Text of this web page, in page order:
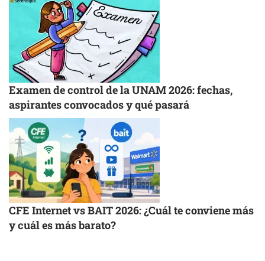
Examen de control de la UNAM 2026: fechas,
aspirantes convocados y qué pasará
CFE Internet vs BAIT 2026: ¿Cuál te conviene más
y cuál es más barato?